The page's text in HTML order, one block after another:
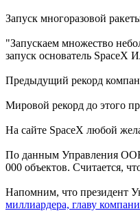
Запуск многоразовой
"Запускаем множество
запуск основатель SpaceX
Предыдущий рекорд
Мировой рекорд до этого
На сайте SpaceX любой
По данным Управления ООН
000 объектов. Считается,
Напомним, что президент
миллиардера, главу